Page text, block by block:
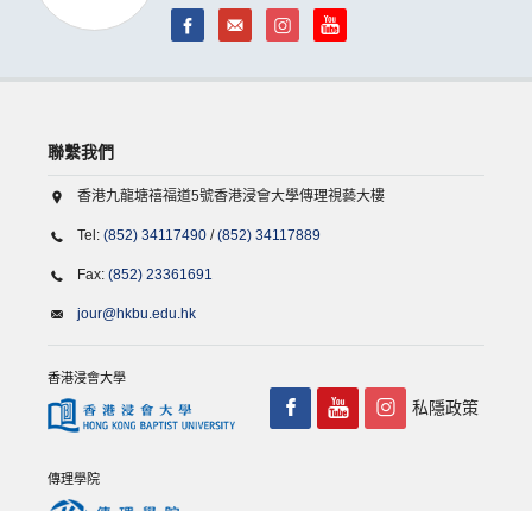
聯繫我們
香港九龍塘禧福道5號香港浸會大學傳理視藝大樓
Tel: (852) 34117490 /(852) 34117889
Fax: (852) 23361691
jour@hkbu.edu.hk
香港浸會大學
傳理學院
私隱政策